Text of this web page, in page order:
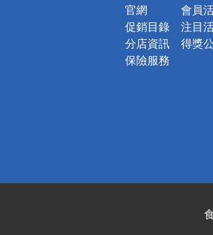
官網
促銷目錄
分店資訊
保險服務
會員
注目
得獎